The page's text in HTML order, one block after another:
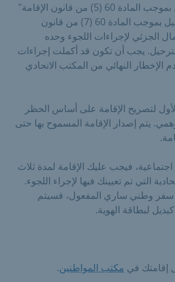
"ينطبق حظر الترحيل بموجب المادة 60 (5) من قانون الإقامة"
أو "ينطبق حظر الترحيل بموجب المادة 60 (7) من قانون
الجزئي لإجراءات اللجوء وحده
يجب أن تكون قد أكملت إجراءات
الإخطار النهائي من المكتب الاتحادي
لتصريح الإقامة على أساس الحظر
يتم إصدار الإقامة المسموح بها حتى
فيجب عليك الإقامة لمدة ثلاث
التي تم تعيينك فيها لإجراء اللجوء.
سفر وطني ساري المفعول، فسيتم
لبطاقة الهوية.
إقامتك في مكتب المواطنين.